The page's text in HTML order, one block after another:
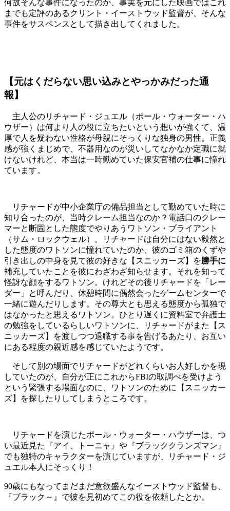
何故そんな事件になったのか、事実を元にした映画ではこれ
までも定評のあるクリント・イーストウッド監督が、そんな
事件をサスペンスとして描き出してくれました。
【元はくだらない思い込みとやっかみだった通
報】
主人公のリチャード・ジュエル（ポール・ウォーター・ハ
ウザー）は何より人の役に立ちたいという想いが強くて、温
厚で人を疑わない性格が母親にそっくりな独身の男性。正義
感が強くまじめで、不器用なのが災いしてなかなか定職に就
けないけれど、本当は一時勤めていた保安官補の仕事に憧れ
ています。
リチャードが中小企業庁の備品担当として勤めていた時に
知り合ったのが、当時クレーム担当なのか？電話口のクレー
マーと断固とした態度でやりあうワトソン・ブライアント
（サム・ロックウェル）。リチャードは自分にはない毅然と
した態度のワトソンに憧れていたのか、彼のゴミ箱のくずや
引き出しの中身を見て彼の好きな【スニッカーズ】を勝手に
補充していたことを彼にわざわざ知らせます。それを知って
怪訝な顔をするワトソン。けれどその後リチャードを「レー
ダー」と呼んだり、休憩時間に偶然会ったゲームセンターで
一緒に遊んだりします。その尊大とも思える態度から孤独で
はなかったと思えるワトソン。ひとり遅くに資料室で弁護士
の勉強をしているらしいワトソンに、リチャードがまた【ス
ニッカーズ】を渡しつつ退職する事を告げるあたり、お互い
にある程度の親近感を感じていたようです。
そして別の場面でリチャードがどれくらいお人好しかを現
していたのが、自分が正にこれからFBIの取調べを受けよう
という緊張する場面なのに、ワトソンのために【スニッカー
ズ】を探したりしてしまうところです。
リチャードを演じたポール・ウォーター・ハウザーは、つ
い最近見た『アイ、トーニャ』や『ブラッククランズマン』
でも独特のキャラクターを演じていますが、リチャード・ジ
ュエル本人にそっくり！
90歳にもなってまだまだ意欲盛んなイーストウッド監督も、
『ブラック～』で彼を見初めてこの役を依頼したとか。